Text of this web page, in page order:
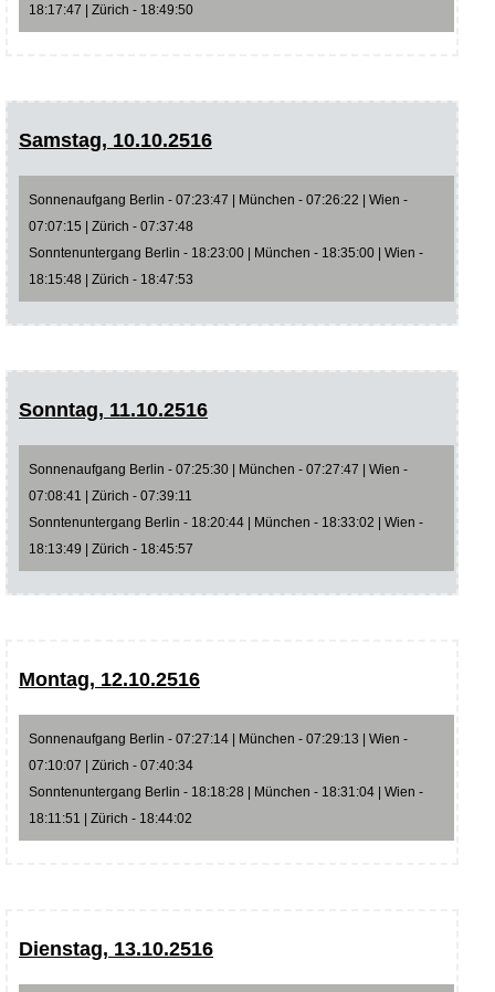
18:17:47 | Zürich - 18:49:50
Samstag, 10.10.2516
Sonnenaufgang Berlin - 07:23:47 | München - 07:26:22 | Wien -
07:07:15 | Zürich - 07:37:48
Sonntenuntergang Berlin - 18:23:00 | München - 18:35:00 | Wien -
18:15:48 | Zürich - 18:47:53
Sonntag, 11.10.2516
Sonnenaufgang Berlin - 07:25:30 | München - 07:27:47 | Wien -
07:08:41 | Zürich - 07:39:11
Sonntenuntergang Berlin - 18:20:44 | München - 18:33:02 | Wien -
18:13:49 | Zürich - 18:45:57
Montag, 12.10.2516
Sonnenaufgang Berlin - 07:27:14 | München - 07:29:13 | Wien -
07:10:07 | Zürich - 07:40:34
Sonntenuntergang Berlin - 18:18:28 | München - 18:31:04 | Wien -
18:11:51 | Zürich - 18:44:02
Dienstag, 13.10.2516